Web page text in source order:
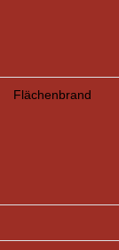
Flächenbrand